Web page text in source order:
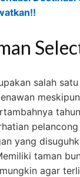
salah
yang
taman
agar